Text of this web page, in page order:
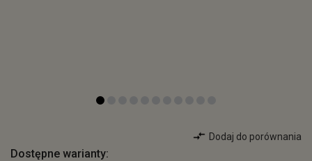
Dodaj do porównania
Dostępne warianty: